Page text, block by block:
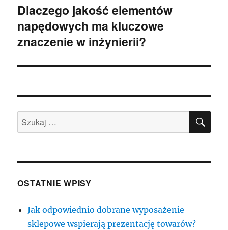
Następny
wpis:
Dlaczego jakość elementów
napędowych ma kluczowe
znaczenie w inżynierii?
Szukaj:
OSTATNIE WPISY
Jak odpowiednio dobrane wyposażenie
sklepowe wspierają prezentację towarów?